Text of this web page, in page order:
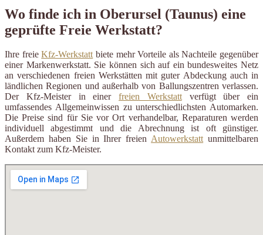
Wo finde ich in Oberursel (Taunus) eine
geprüfte Freie Werkstatt?
Ihre freieKfz-Werkstattbiete mehr Vorteile als Nachteile gegenüber
einer Markenwerkstatt. Sie können sich auf ein bundesweites Netz
an verschiedenen freien Werkstätten mit guter Abdeckung auch in
ländlichen Regionen und außerhalb von Ballungszentren verlassen.
Der Kfz-Meister in einer freien Werkstattverfügt über ein
umfassendes Allgemeinwissen zu unterschiedlichsten Automarken.
Die Preise sind für Sie vor Ort verhandelbar, Reparaturen werden
individuell abgestimmt und die Abrechnung ist oft günstiger.
Außerdem haben Sie in Ihrer freienAutowerkstattunmittelbaren
Kontakt zum Kfz-Meister.